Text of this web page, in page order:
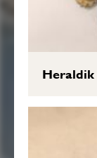
Heraldik